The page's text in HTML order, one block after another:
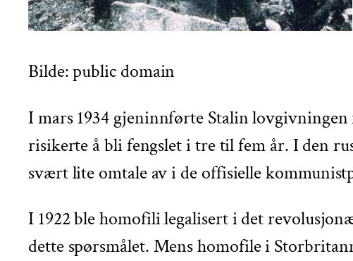
Bilde: public domain
I mars 1934 gjeninnførte Stalin
risikerte å bli fengslet i tre til fem år. I den
svært lite omtale av i de offisielle
I 1922 ble homofili legalisert i det
dette spørsmålet. Mens homofile i